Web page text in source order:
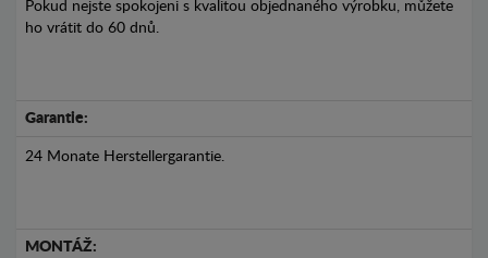
Pokud nejste spokojeni s kvalitou objednaného výrobku, můžete
ho vrátit do 60 dnů.
Garantie:
24 Monate Herstellergarantie.
MONTÁŽ: